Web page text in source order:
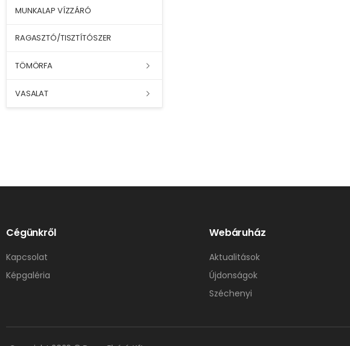
MUNKALAP VÍZZÁRÓ
RAGASZTÓ/TISZTÍTÓSZER
TÖMÖRFA
VASALAT
Cégünkről
Kapcsolat
Képgaléria
Webáruház
Aktualitások
Újdonságok
Széchenyi